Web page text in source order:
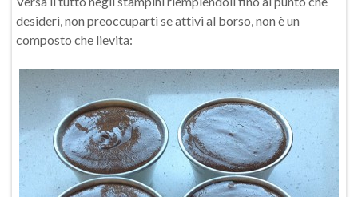
desideri, non preoccuparti se attivi al borso, non è un
composto che lievita: